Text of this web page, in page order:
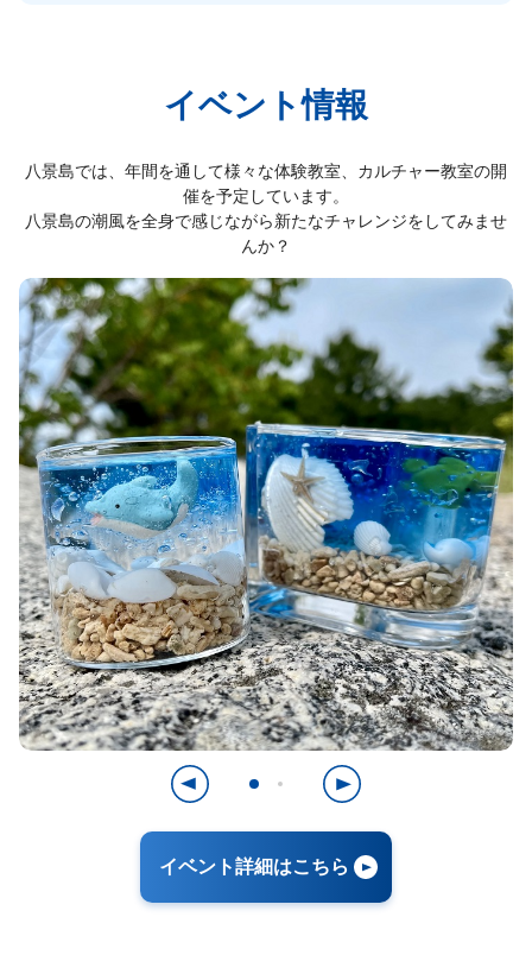
イベント情報
八景島では、年間を通して様々な体験教室、カルチャー教室の開
催を予定しています。
八景島の潮風を全身で感じながら新たなチャレンジをしてみませ
んか？
イベント詳細はこちら